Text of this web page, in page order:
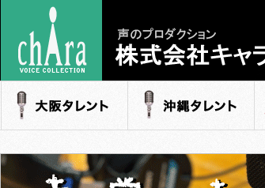
声のプロダクション
- 株式会社キャラ
大阪タレント 沖縄タレント